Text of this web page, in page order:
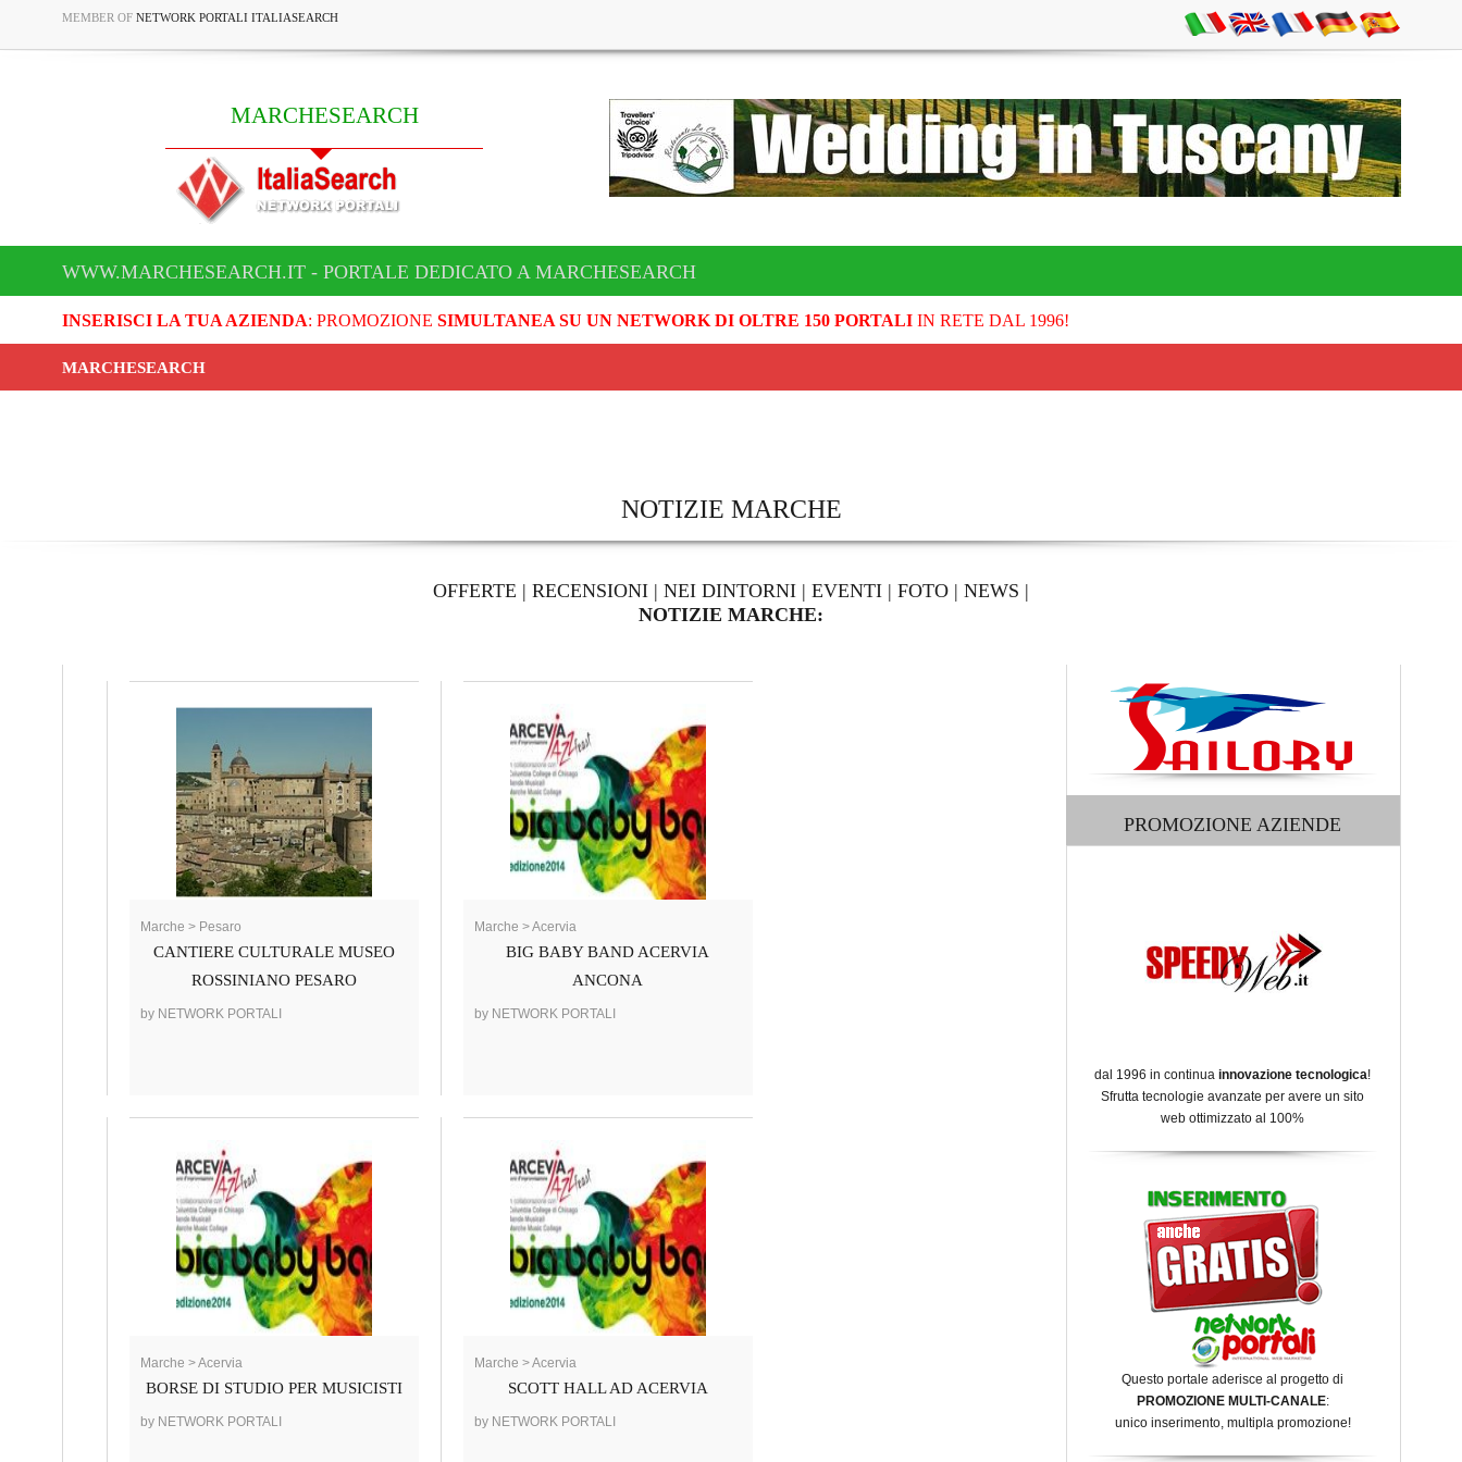
MEMBER OF NETWORK PORTALI ITALIASEARCH
MARCHESEARCH
WWW.MARCHESEARCH.IT - PORTALE DEDICATO A MARCHESEARCH
INSERISCI LA TUA AZIENDA: PROMOZIONE SIMULTANEA SU UN NETWORK DI OLTRE 150 PORTALIIN RETE DAL 1996!
MARCHESEARCH
NOTIZIE MARCHE
OFFERTE | RECENSIONI | NEI DINTORNI | EVENTI | FOTO | NEWS |
NOTIZIE MARCHE:
Marche > Pesaro
CANTIERE CULTURALE MUSEO
ROSSINIANO PESARO
by NETWORK PORTALI
Marche > Acervia
BIG BABY BAND ACERVIA
ANCONA
by NETWORK PORTALI
Marche > Acervia
BORSE DI STUDIO PER MUSICISTI
by NETWORK PORTALI
Marche > Acervia
SCOTT HALL AD ACERVIA
by NETWORK PORTALI
PROMOZIONE AZIENDE
dal 1996 in continua innovazione tecnologica!
Sfrutta tecnologie avanzate per avere un sito
web ottimizzato al 100%
Questo portale aderisce al progetto di
PROMOZIONE MULTI-CANALE:
unico inserimento, multipla promozione!